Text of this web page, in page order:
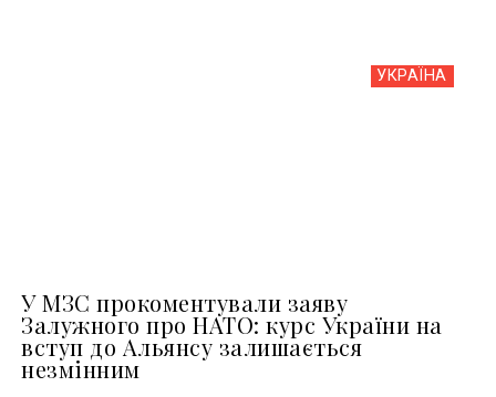
УКРАЇНА
У МЗС прокоментували заяву
Залужного про НАТО: курс України на
вступ до Альянсу залишається
незмінним